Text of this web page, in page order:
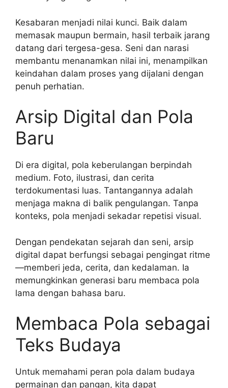
Kesabaran menjadi nilai kunci. Baik dalam
memasak maupun bermain, hasil terbaik jarang
datang dari tergesa-gesa. Seni dan narasi
membantu menanamkan nilai ini, menampilkan
keindahan dalam proses yang dijalani dengan
penuh perhatian.
Arsip Digital dan Pola
Baru
Di era digital, pola keberulangan berpindah
medium. Foto, ilustrasi, dan cerita
terdokumentasi luas. Tantangannya adalah
menjaga makna di balik pengulangan. Tanpa
konteks, pola menjadi sekadar repetisi visual.
Dengan pendekatan sejarah dan seni, arsip
digital dapat berfungsi sebagai pengingat ritme
—memberi jeda, cerita, dan kedalaman. Ia
memungkinkan generasi baru membaca pola
lama dengan bahasa baru.
Membaca Pola sebagai
Teks Budaya
Untuk memahami peran pola dalam budaya
permainan dan pangan, kita dapat